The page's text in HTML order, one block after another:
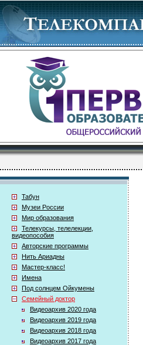
Табун
Музеи России
Мир образования
Телекурсы, телелекции,
видеопособия
Авторские программы
Нить Ариадны
Мастер-класс!
Имена
Под солнцем Ойкумены
Семейный доктор
Видеоархив 2020 года
Видеоархив 2019 года
Видеоархив 2018 года
Видеоархив 2017 года